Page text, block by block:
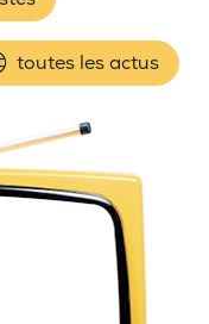
toutes les actus